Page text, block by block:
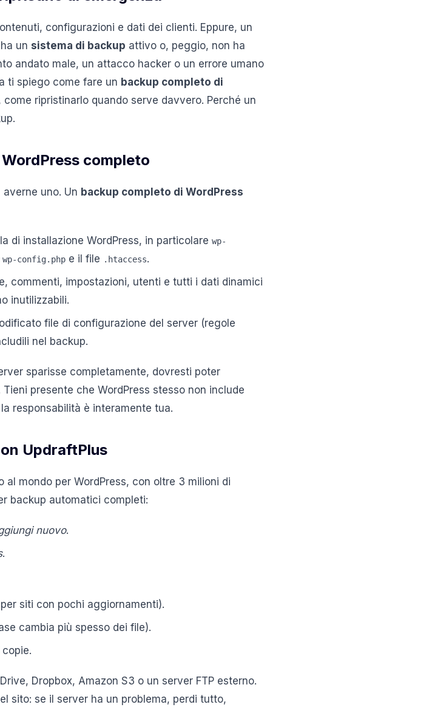
configurazioni e dati dei clienti. Eppure, un
un sistema di backup attivo o, peggio, non ha
andato male, un attacco hacker o un errore umano
ti spiego come fare un backup completo di
ripristinarlo quando serve davvero. Perché un
completo
uno. Un backup completo di WordPress
di installazione WordPress, in particolare wp-
wp-config.php e il file .htaccess.
commenti, impostazioni, utenti e tutti i dati dinamici
inutilizzabili.
file di configurazione del server (regole
nel backup.
sparisse completamente, dovresti poter
presente che WordPress stesso non include
responsabilità è interamente tua.
UpdraftPlus
al mondo per WordPress, con oltre 3 milioni di
backup automatici completi:
nuovo.
.
siti con pochi aggiornamenti).
cambia più spesso dei file).
copie.
Dropbox, Amazon S3 o un server FTP esterno.
sito: se il server ha un problema, perdi tutto,